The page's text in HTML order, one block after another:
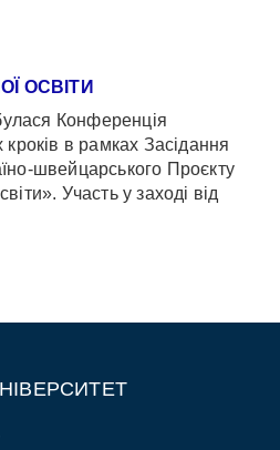
ОСВІТИ
Конференція
кроків в рамках Засідання
швейцарського Проєкту
Участь у заході від